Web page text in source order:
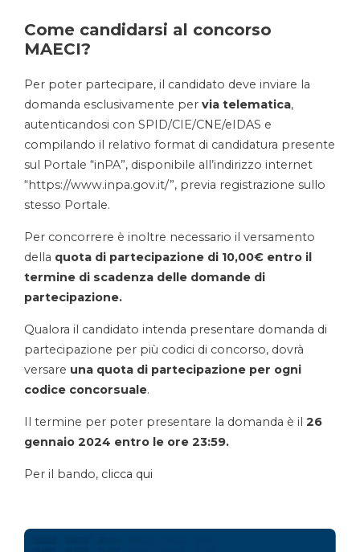
Come candidarsi al concorso
MAECI?
Per poter partecipare, il candidato deve inviare la
domanda esclusivamente per via telematica,
autenticandosi con SPID/CIE/CNE/eIDAS e
compilando il relativo format di candidatura presente
sul Portale “inPA”, disponibile all’indirizzo internet
“https://www.inpa.gov.it/”, previa registrazione sullo
stesso Portale.
Per concorrere è inoltre necessario il versamento
della quota di partecipazione di 10,00€ entro il
termine di scadenza delle domande di
partecipazione.
Qualora il candidato intenda presentare domanda di
partecipazione per più codici di concorso, dovrà
versare una quota di partecipazione per ogni
codice concorsuale.
Il termine per poter presentare la domanda è il 26
gennaio 2024 entro le ore 23:59.­
Per il bando, clicca qui